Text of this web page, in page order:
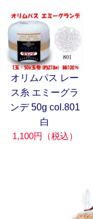
オリムパス レー
ス糸 エミーグラ
ンデ 50g col.801
白
1,100円（税込）